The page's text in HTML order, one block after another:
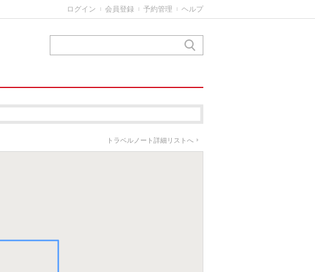
トラベルノート詳細リストへ
ログイン 会員登録 予約管理 ヘルプ